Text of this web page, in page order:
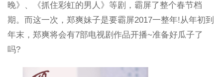
晚》、《抓住彩虹的男人》等剧，霸屏了整个春节档
期。而这一次，郑爽妹子是要霸屏2017一整年!从年初到
年末，郑爽将会有7部电视剧作品开播~准备好瓜子了
吗?